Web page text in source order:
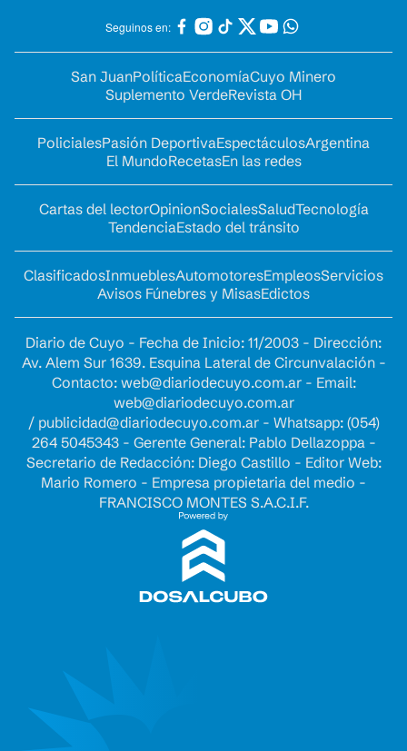
Seguinos en:
San JuanPolíticaEconomíaCuyo Minero
Suplemento VerdeRevista OH
PolicialesPasión DeportivaEspectáculosArgentina
El MundoRecetasEn las redes
Cartas del lectorOpinionSocialesSaludTecnología
TendenciaEstado del tránsito
ClasificadosInmueblesAutomotoresEmpleosServicios
Avisos Fúnebres y MisasEdictos
Diario de Cuyo - Fecha de Inicio: 11/2003 - Dirección:
Av. Alem Sur 1639. Esquina Lateral de Circunvalación -
Contacto: web@diariodecuyo.com.ar- Email:
web@diariodecuyo.com.ar
/ publicidad@diariodecuyo.com.ar- Whatsapp: (054)
264 5045343 - Gerente General: Pablo Dellazoppa -
Secretario de Redacción: Diego Castillo - Editor Web:
Mario Romero - Empresa propietaria del medio -
FRANCISCO MONTES S.A.C.I.F.